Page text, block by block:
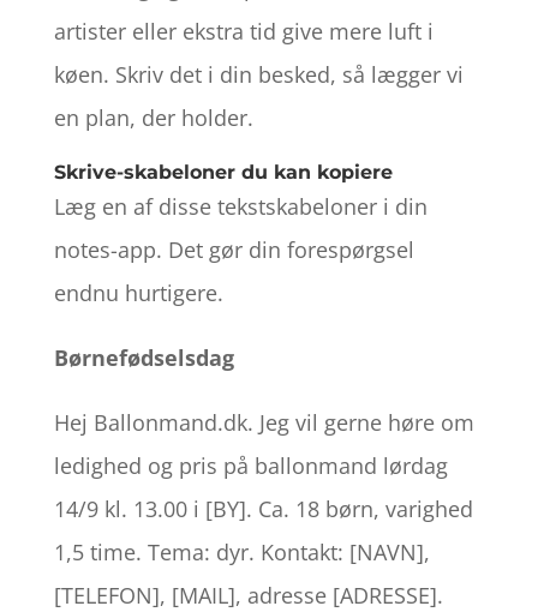
artister eller ekstra tid give mere luft i
køen. Skriv det i din besked, så lægger vi
en plan, der holder.
Skrive-skabeloner du kan kopiere
Læg en af disse tekstskabeloner i din
notes-app. Det gør din forespørgsel
endnu hurtigere.
Børnefødselsdag
Hej Ballonmand.dk. Jeg vil gerne høre om
ledighed og pris på ballonmand lørdag
14/9 kl. 13.00 i [BY]. Ca. 18 børn, varighed
1,5 time. Tema: dyr. Kontakt: [NAVN],
[TELEFON], [MAIL], adresse [ADRESSE].